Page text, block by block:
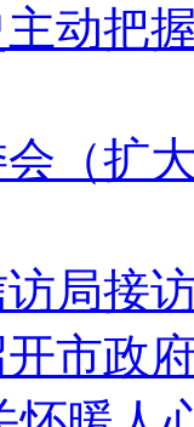
主动把
（扩
局接
市政